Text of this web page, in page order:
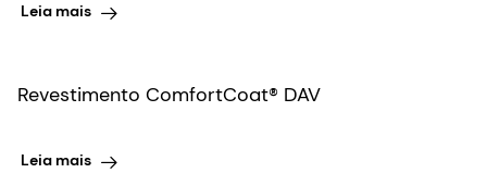
Leia mais
Revestimento ComfortCoat® DAV
Leia mais